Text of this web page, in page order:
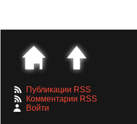
Публикации RSS
Комментарии RSS
Войти